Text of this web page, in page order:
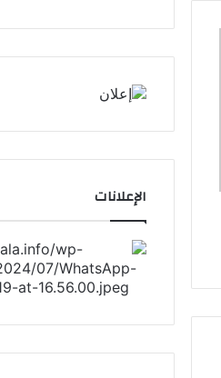
الإعلانات